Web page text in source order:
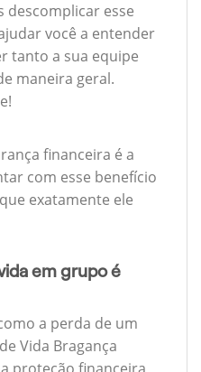
descomplicar esse
você a entender
tanto a sua equipe
maneira geral.
financeira é a
com esse benefício
exatamente ele
em grupo é
a perda de um
Vida Bragança